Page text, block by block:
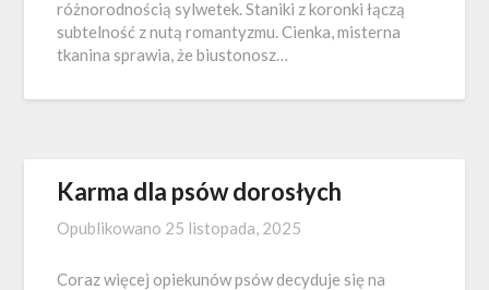
różnorodnością sylwetek. Staniki z koronki łączą
subtelność z nutą romantyzmu. Cienka, misterna
tkanina sprawia, że biustonosz…
Karma dla psów dorosłych
Opublikowano 25 listopada, 2025
Coraz więcej opiekunów psów decyduje się na